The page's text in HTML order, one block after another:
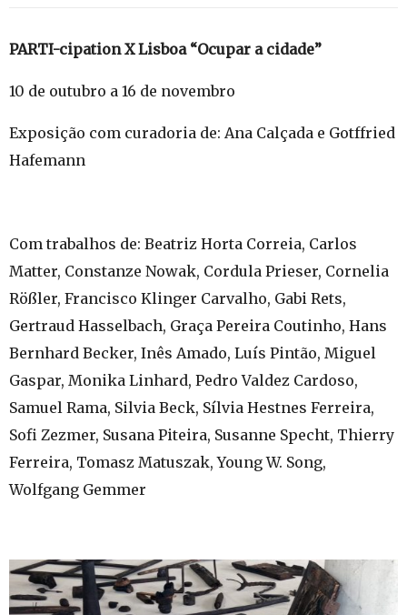
PARTI-cipation X Lisboa “Ocupar a cidade”
10 de outubro a 16 de novembro
Exposição com curadoria de: Ana Calçada e Gotffried
Hafemann
Com trabalhos de: Beatriz Horta Correia, Carlos
Matter, Constanze Nowak, Cordula Prieser, Cornelia
Rößler, Francisco Klinger Carvalho, Gabi Rets,
Gertraud Hasselbach, Graça Pereira Coutinho, Hans
Bernhard Becker, Inês Amado, Luís Pintão, Miguel
Gaspar, Monika Linhard, Pedro Valdez Cardoso,
Samuel Rama, Silvia Beck, Sílvia Hestnes Ferreira,
Sofi Zezmer, Susana Piteira, Susanne Specht, Thierry
Ferreira, Tomasz Matuszak, Young W. Song,
Wolfgang Gemmer